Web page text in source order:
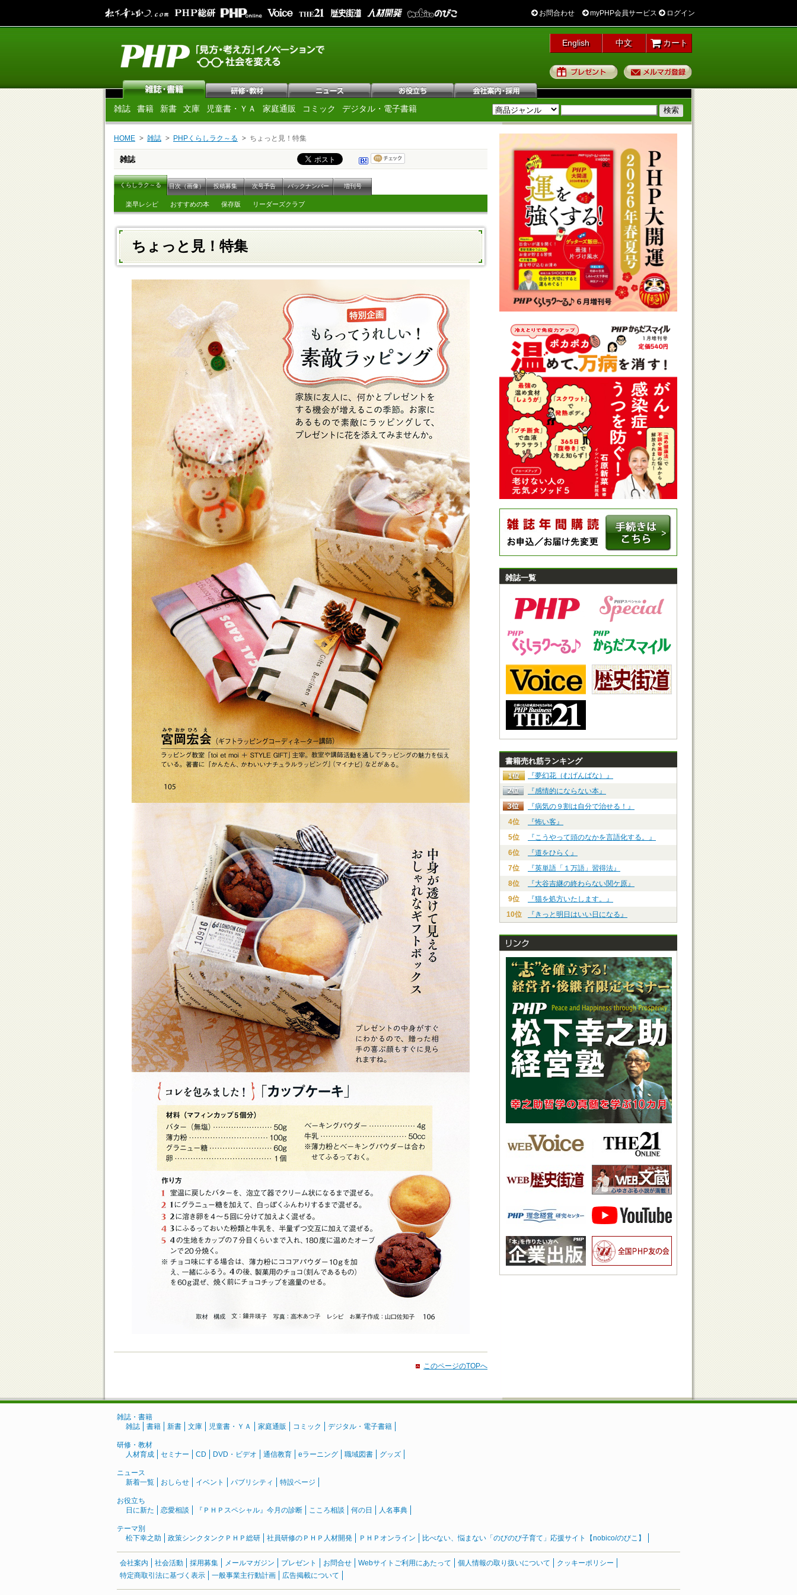
お問合わせ myPHP会員サービス ログイン
English 中文 カート
プレゼント
雑誌 書籍 新書 文庫 児童書・ＹＡ 家庭通販 コミック デジタル・電子書籍
HOME 雑誌 PHPくらしラク～る ちょっと見！特集
雑誌
くらしラク～る 目次（画像） 投稿募集 次号予告 バックナンバー 増刊号
楽早レシピ おすすめの本 保存版 リーダーズクラブ
ちょっと見！特集
このページのTOPへ
雑誌一覧
書籍売れ筋ランキング
『夢幻花（むげんばな）』
『感情的にならない本』
『病気の９割は自分で治せる！』
4位
『怖い客』
5位
『こうやって頭のなかを言語化する。』
6位
『道をひらく』
7位
『英単語「１万語」習得法』
8位
『大谷吉継の終わらない関ケ原』
9位
『猫を処方いたします。』
10位
『きっと明日はいい日になる』
雑誌・書籍
雑誌
書籍 新書 文庫 児童書・ＹＡ 家庭通販 コミック デジタル・電子書籍
研修・教材
人材育成
セミナー CD DVD・ビデオ 通信教育 eラーニング 職域図書 グッズ
ニュース
新着一覧
おしらせ イベント パブリシティ 特設ページ
お役立ち
日に新た
恋愛相談 『ＰＨＰスペシャル』今月の診断 こころ相談 何の日 人名事典
テーマ別
松下幸之助
政策シンクタンクＰＨＰ総研 社員研修のＰＨＰ人材開発 ＰＨＰオンライン 比べない、悩まない「のびのび子育て」応援サイト【nobico/のびこ】
会社案内 社会活動 採用募集 メールマガジン プレゼント お問合せ Webサイトご利用にあたって 個人情報の取り扱いについて
クッキーポリシー
特定商取引法に基づく表示
一般事業主行動計画 広告掲載について